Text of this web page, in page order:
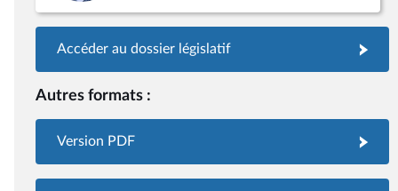
Accéder au dossier législatif
Autres formats :
Version PDF